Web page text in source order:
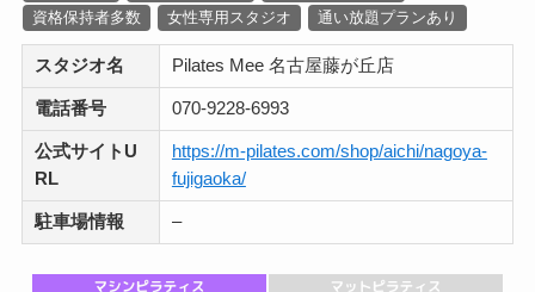
資格保持者多数
女性専用スタジオ 通い放題プランあり
スタジオ名 Pilates Mee 名古屋藤が丘店
電話番号 070-9228-6993
公式サイトU
RL
https://m-pilates.com/shop/aichi/nagoya-
fujigaoka/
駐車場情報 –